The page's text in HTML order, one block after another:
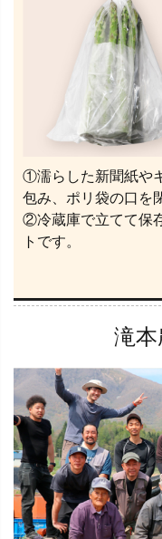
①濡らした新聞紙や
包み、ポリ袋の口を
②冷蔵庫で立てて保
トです。
滝